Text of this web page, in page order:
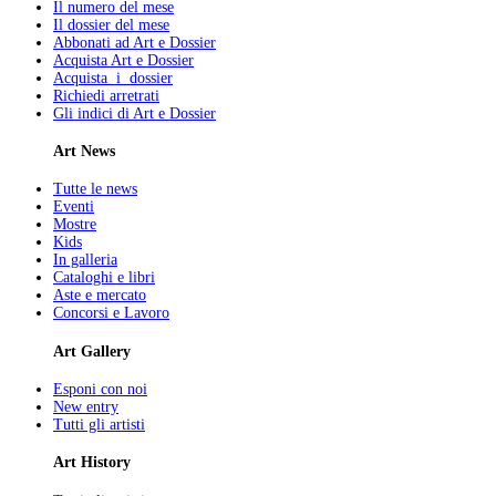
Il numero del mese
Il dossier del mese
Abbonati ad Art e Dossier
Acquista Art e Dossier
Acquista i dossier
Richiedi arretrati
Gli indici di Art e Dossier
Art News
Tutte le news
Eventi
Mostre
Kids
In galleria
Cataloghi e libri
Aste e mercato
Concorsi e Lavoro
Art Gallery
Esponi con noi
New entry
Tutti gli artisti
Art History